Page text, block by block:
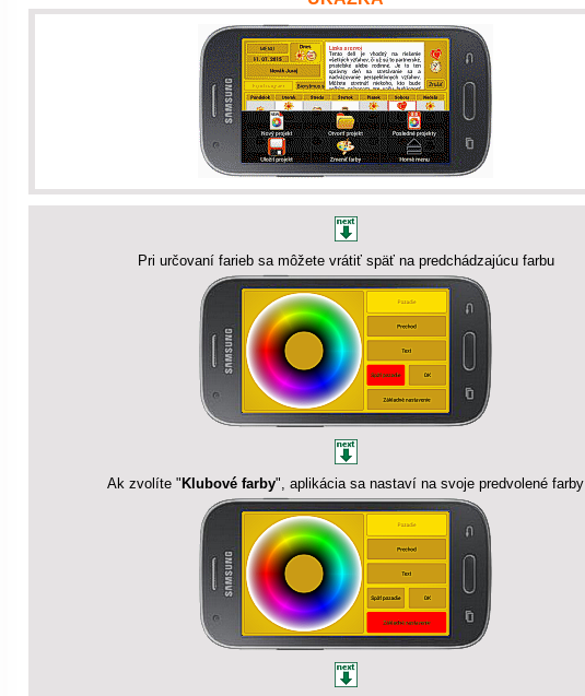
Pri určovaní farieb sa môžete vrátiť späť na predchádzajúcu farbu
Ak zvolíte " Klubové farby", aplikácia sa nastaví na svoje predvolené farby